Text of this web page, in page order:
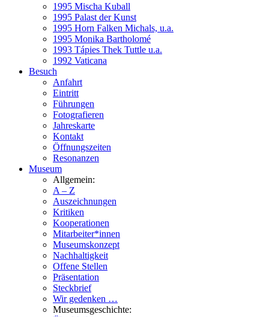
1995 Mischa Kuball
1995 Palast der Kunst
1995 Horn Falken Michals, u.a.
1995 Monika Bartholomé
1993 Tápies Thek Tuttle u.a.
1992 Vaticana
Besuch
Anfahrt
Eintritt
Führungen
Fotografieren
Jahreskarte
Kontakt
Öffnungszeiten
Resonanzen
Museum
Allgemein:
A – Z
Auszeichnungen
Kritiken
Kooperationen
Mitarbeiter*innen
Museumskonzept
Nachhaltigkeit
Offene Stellen
Präsentation
Steckbrief
Wir gedenken …
Museumsgeschichte: